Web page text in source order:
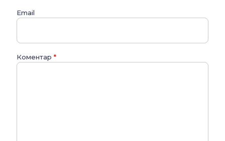
Email
Коментар *